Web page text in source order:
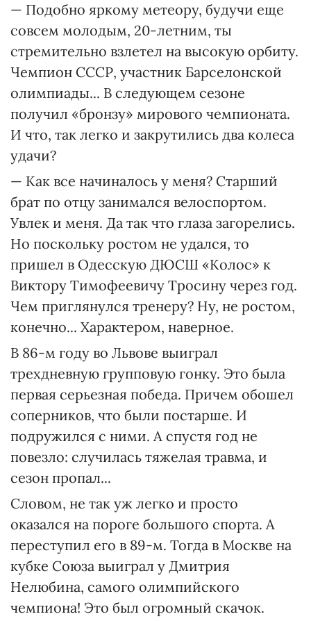
— Подобно яркому метеору, будучи еще
совсем молодым, 20-летним, ты
стремительно взлетел на высокую орбиту.
Чемпион СССР, участник Барселонской
олимпиады... В следующем сезоне
получил «бронзу» мирового чемпионата.
И что, так легко и закрутились два колеса
удачи?
— Как все начиналось у меня? Старший
брат по отцу занимался велоспортом.
Увлек и меня. Да так что глаза загорелись.
Но поскольку ростом не удался, то
пришел в Одесскую ДЮСШ «Колос» к
Виктору Тимофеевичу Тросину через год.
Чем приглянулся тренеру? Ну, не ростом,
конечно... Характером, наверное.
В 86-м году во Львове выиграл
трехдневную групповую гонку. Это была
первая серьезная победа. Причем обошел
соперников, что были постарше. И
подружился с ними. А спустя год не
повезло: случилась тяжелая травма, и
сезон пропал...
Словом, не так уж легко и просто
оказался на пороге большого спорта. А
переступил его в 89-м. Тогда в Москве на
кубке Союза выиграл у Дмитрия
Нелюбина, самого олимпийского
чемпиона! Это был огромный скачок.